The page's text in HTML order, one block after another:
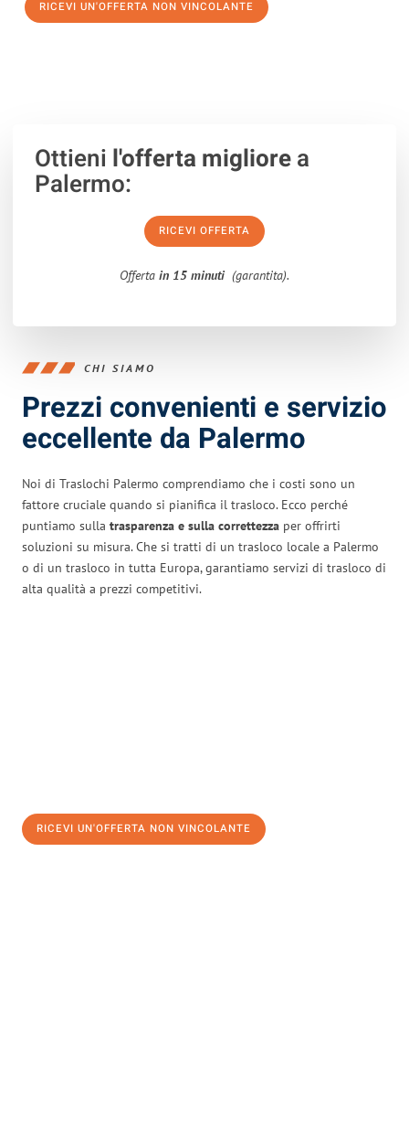
RICEVI UN'OFFERTA NON VINCOLANTE
Ottieni l'offerta migliorea
Palermo:
RICEVI OFFERTA
Offerta in 15 minuti (garantita).
CHI SIAMO
Prezzi convenienti e servizio
eccellente da Palermo
Noi di Traslochi Palermo comprendiamo che i costi sono un
fattore cruciale quando si pianifica il trasloco. Ecco perché
puntiamo sulla trasparenza e sulla correttezza per offrirti
soluzioni su misura. Che si tratti di un trasloco locale a Palermo
o di un trasloco in tutta Europa, garantiamo servizi di trasloco di
alta qualità a prezzi competitivi.
RICEVI UN'OFFERTA NON VINCOLANTE